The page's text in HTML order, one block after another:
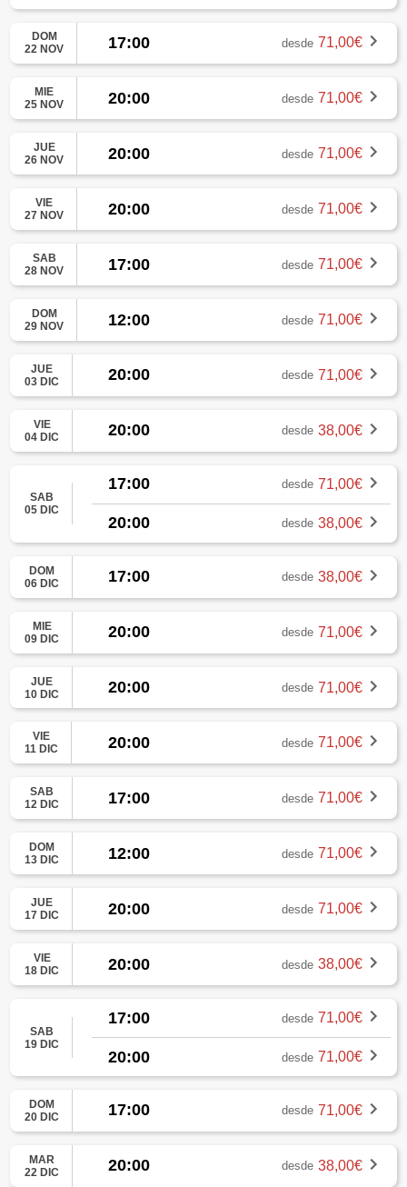
DOM
22 NOV
17:00 desde 71,00€
MIE
25 NOV
20:00 desde 71,00€
JUE
26 NOV
20:00 desde 71,00€
VIE
27 NOV
20:00 desde 71,00€
SAB
28 NOV
17:00 desde 71,00€
DOM
29 NOV
12:00 desde 71,00€
JUE
03 DIC
20:00 desde 71,00€
VIE
04 DIC
20:00 desde 38,00€
SAB
05 DIC
17:00 desde 71,00€
20:00 desde 38,00€
DOM
06 DIC
17:00 desde 38,00€
MIE
09 DIC
20:00 desde 71,00€
JUE
10 DIC
20:00 desde 71,00€
VIE
11 DIC
20:00 desde 71,00€
SAB
12 DIC
17:00 desde 71,00€
DOM
13 DIC
12:00 desde 71,00€
JUE
17 DIC
20:00 desde 71,00€
VIE
18 DIC
20:00 desde 38,00€
SAB
19 DIC
17:00 desde 71,00€
20:00 desde 71,00€
DOM
20 DIC
17:00 desde 71,00€
MAR
22 DIC
20:00 desde 38,00€